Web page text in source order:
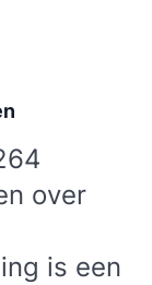
over
is een